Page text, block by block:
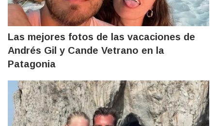
Las mejores fotos de las vacaciones de
Andrés Gil y Cande Vetrano en la
Patagonia